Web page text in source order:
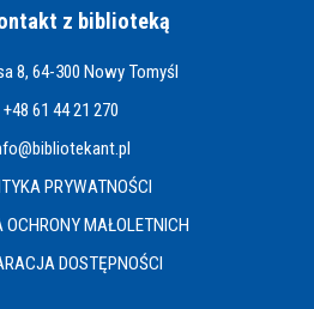
z biblioteką
8, 64-300 Nowy Tomyśl
+48 61 44 21 270
PRYWATNOŚCI
OCHRONY MAŁOLETNICH
DOSTĘPNOŚCI